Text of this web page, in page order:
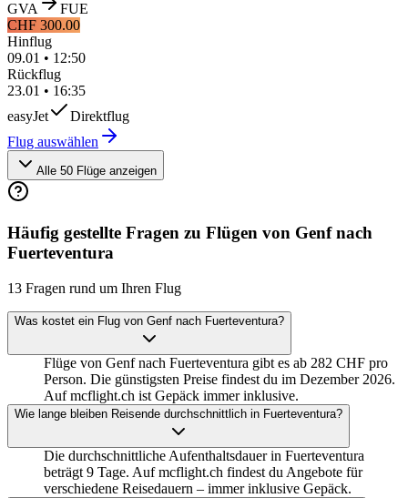
GVA
FUE
CHF 300.00
Hinflug
09.01 • 12:50
Rückflug
23.01 • 16:35
easyJet
Direktflug
Flug auswählen
Alle 50 Flüge anzeigen
Häufig gestellte Fragen zu Flügen von Genf nach
Fuerteventura
13 Fragen rund um Ihren Flug
Was kostet ein Flug von Genf nach Fuerteventura?
Flüge von Genf nach Fuerteventura gibt es ab 282 CHF pro
Person. Die günstigsten Preise findest du im Dezember 2026.
Auf mcflight.ch ist Gepäck immer inklusive.
Wie lange bleiben Reisende durchschnittlich in Fuerteventura?
Die durchschnittliche Aufenthaltsdauer in Fuerteventura
beträgt 9 Tage. Auf mcflight.ch findest du Angebote für
verschiedene Reisedauern – immer inklusive Gepäck.